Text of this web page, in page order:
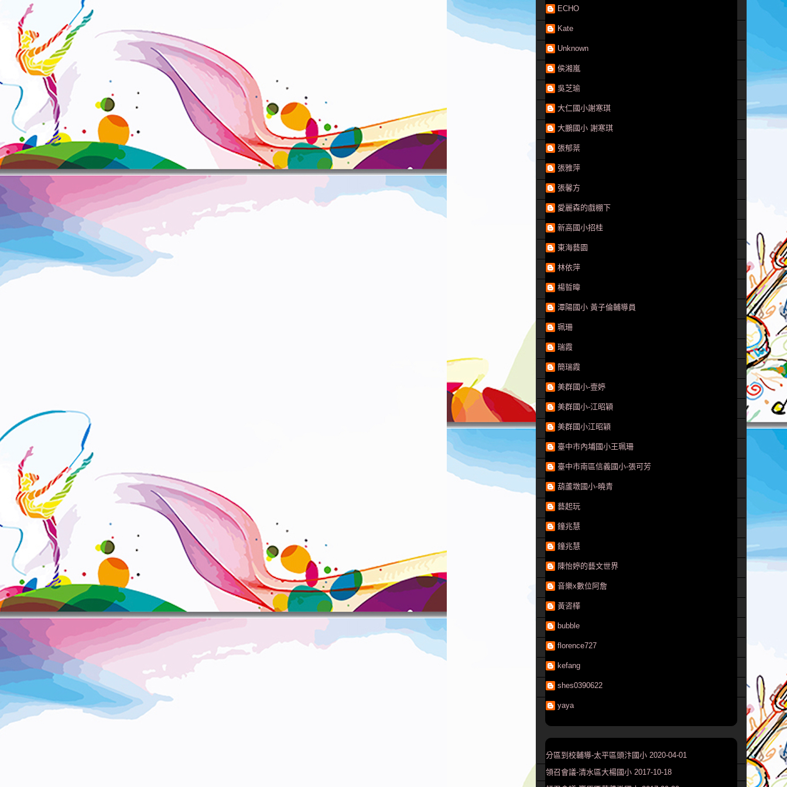
ECHO
Kate
Unknown
侯湘嵐
吳芝瑜
大仁國小謝寒琪
大鵬國小 謝寒琪
張郁棻
張雅萍
張馨方
愛麗森的戲棚下
新高國小招桂
東海藝園
林依萍
楊晢暐
潭陽國小 黃子倫輔導員
珮珊
瑞霞
簡瑞霞
美群國小-壹婷
美群國小-江昭穎
美群國小江昭穎
臺中市內埔國小王珮珊
臺中市南區信義國小-張可芳
葫蘆墩國小-曉青
藝起玩
鐘兆慧
鐘兆慧
陳怡婷的藝文世界
音樂x數位阿詹
黃咨樺
bubble
florence727
kefang
shes0390622
yaya
分區到校輔導-太平區頭汴國小 2020-04-01
領召會議-清水區大楊國小 2017-10-18